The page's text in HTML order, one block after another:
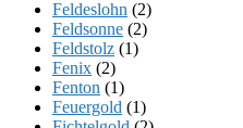
Feldeslohn (2)
Feldsonne (2)
Feldstolz (1)
Fenix (2)
Fenton (1)
Feuergold (1)